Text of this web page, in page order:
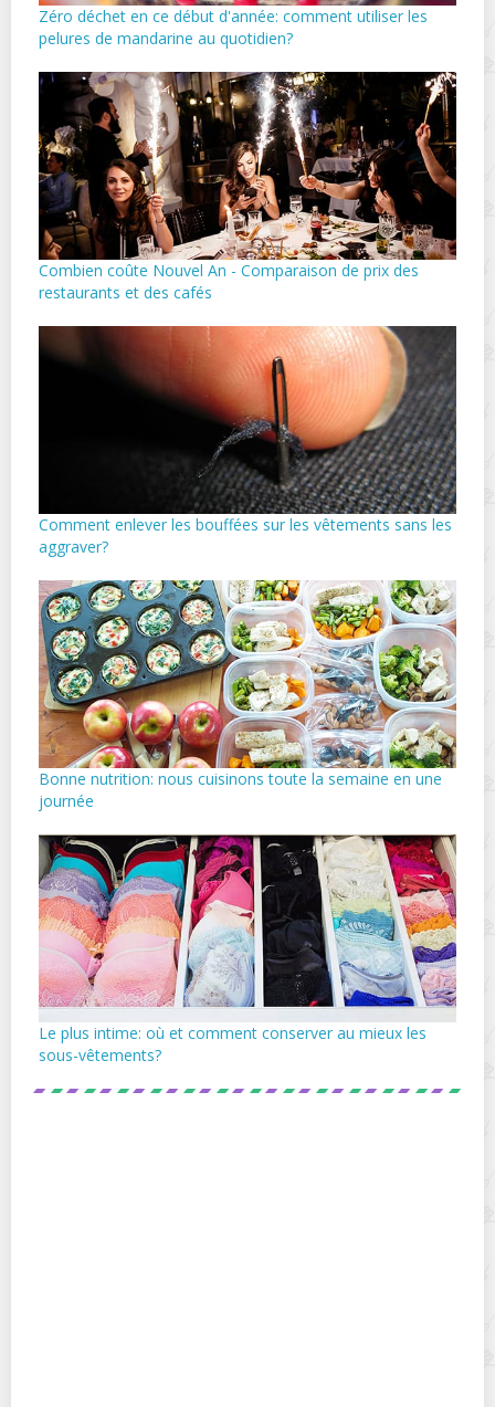
Zéro déchet en ce début d'année: comment utiliser les
pelures de mandarine au quotidien?
Combien coûte Nouvel An - Comparaison de prix des
restaurants et des cafés
Comment enlever les bouffées sur les vêtements sans les
aggraver?
Bonne nutrition: nous cuisinons toute la semaine en une
journée
Le plus intime: où et comment conserver au mieux les
sous-vêtements?